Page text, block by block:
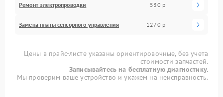
Ремонт электропроводки 530 р
Замена платы сенсорного управления 1270 р
Цены в прайс-листе указаны ориентировочные, без учета
стоимости запчастей.
Записывайтесь на бесплатную диагностику.
Мы проверим ваше устройство и укажем на неисправность.